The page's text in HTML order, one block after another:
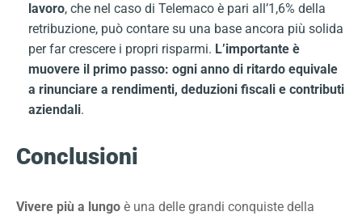
lavoro, che nel caso di Telemaco è pari all’1,6% della
retribuzione, può contare su una base ancora più solida
per far crescere i propri risparmi. L’importante è
muovere il primo passo: ogni anno di ritardo equivale
a rinunciare a rendimenti, deduzioni fiscali e contributi
aziendali.
Conclusioni
Vivere più a lungo è una delle grandi conquiste della